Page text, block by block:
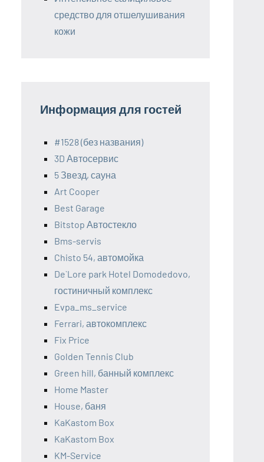
средство для отшелушивания
кожи
Информация для гостей
#1528 (без названия)
3D Автосервис
5 Звезд, сауна
Art Cooper
Best Garage
Bitstop Автостекло
Bms-servis
Chisto 54, автомойка
De`Lore park Hotel Domodedovo,
гостиничный комплекс
Evpa_ms_service
Ferrari, автокомплекс
Fix Price
Golden Tennis Club
Green hill, банный комплекс
Home Master
House, баня
KaKastom Box
KaKastom Box
KM-Service